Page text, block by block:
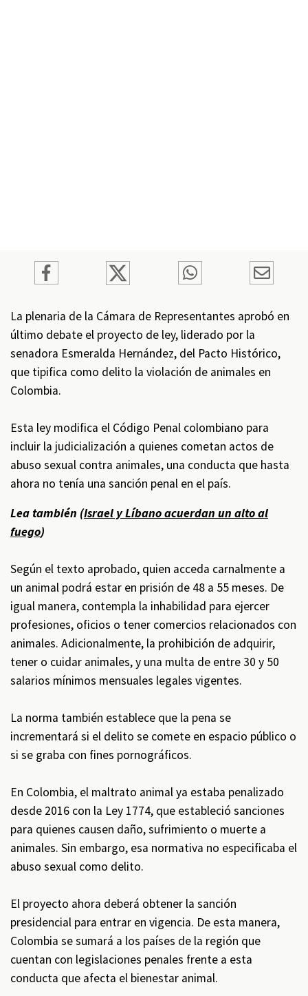
La plenaria de la Cámara de Representantes aprobó en
último debate el proyecto de ley, liderado por la
senadora Esmeralda Hernández, del Pacto Histórico,
que tipifica como delito la violación de animales en
Colombia.
Esta ley modifica el Código Penal colombiano para
incluir la judicialización a quienes cometan actos de
abuso sexual contra animales, una conducta que hasta
ahora no tenía una sanción penal en el país.
Lea también (Israel y Líbano acuerdan un alto al
fuego)
Según el texto aprobado, quien acceda carnalmente a
un animal podrá estar en prisión de 48 a 55 meses. De
igual manera, contempla la inhabilidad para ejercer
profesiones, oficios o tener comercios relacionados con
animales. Adicionalmente, la prohibición de adquirir,
tener o cuidar animales, y una multa de entre 30 y 50
salarios mínimos mensuales legales vigentes.
La norma también establece que la pena se
incrementará si el delito se comete en espacio público o
si se graba con fines pornográficos.
En Colombia, el maltrato animal ya estaba penalizado
desde 2016 con la Ley 1774, que estableció sanciones
para quienes causen daño, sufrimiento o muerte a
animales. Sin embargo, esa normativa no especificaba el
abuso sexual como delito.
El proyecto ahora deberá obtener la sanción
presidencial para entrar en vigencia. De esta manera,
Colombia se sumará a los países de la región que
cuentan con legislaciones penales frente a esta
conducta que afecta el bienestar animal.